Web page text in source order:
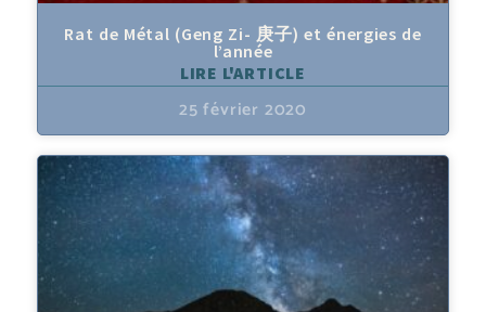
Rat de Métal (Geng Zi- 庚子) et énergies de
l’année
LIRE L'ARTICLE
25 février 2020